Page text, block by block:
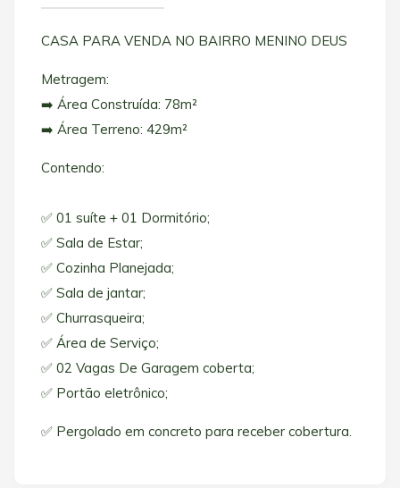
CASA PARA VENDA NO BAIRRO MENINO DEUS
Metragem:
➡️ Área Construída: 78m²
➡️ Área Terreno: 429m²
Contendo:
✅ 01 suíte + 01 Dormitório;
✅ Sala de Estar;
✅ Cozinha Planejada;
✅ Sala de jantar;
✅ Churrasqueira;
✅ Área de Serviço;
✅ 02 Vagas De Garagem coberta;
✅ Portão eletrônico;
✅ Pergolado em concreto para receber cobertura.